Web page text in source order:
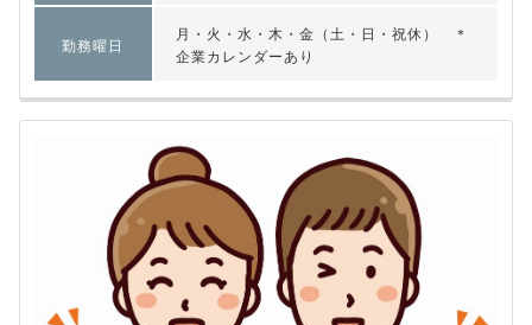
勤務曜日
月・火・水・木・金（土・日・祝休） ＊
企業カレンダーあり